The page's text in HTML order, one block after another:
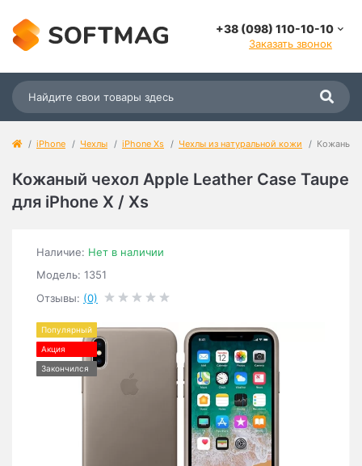
+38 (098) 110-10-10
Заказать звонок
iPhone Чехлы iPhone Xs Чехлы из натуральной кожи Кожаный
Кожаный чехол Apple Leather Case Taupe
для iPhone X / Xs
Наличие: Нет в наличии
Модель: 1351
Отзывы: (0)
Популярный
Акция
Закончился